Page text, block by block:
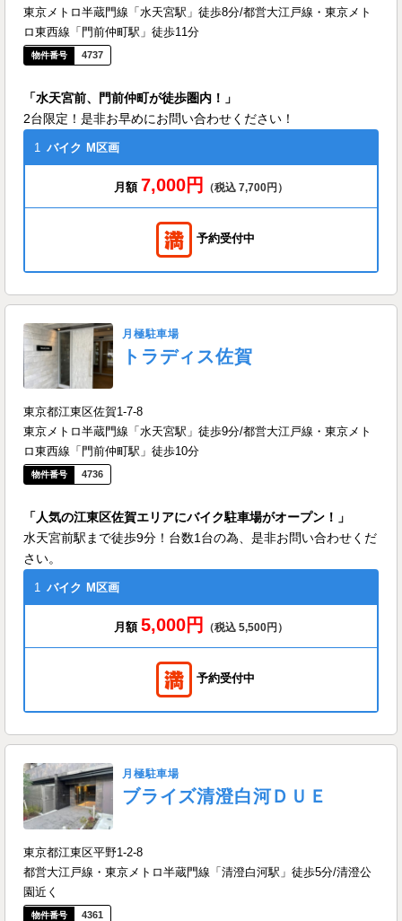
東京メトロ半蔵門線「水天宮駅」徒歩8分/都営大江戸線・東京メト
ロ東西線「門前仲町駅」徒歩11分
4737
「水天宮前、門前仲町が徒歩圏内！」
2台限定！是非お早めにお問い合わせください！
1 バイク M区画
月額 7,000円 （税込 7,700円）
予約受付中
月極駐車場
トラディス佐賀
東京都江東区佐賀1-7-8
東京メトロ半蔵門線「水天宮駅」徒歩9分/都営大江戸線・東京メト
ロ東西線「門前仲町駅」徒歩10分
4736
「人気の江東区佐賀エリアにバイク駐車場がオープン！」
水天宮前駅まで徒歩9分！台数1台の為、是非お問い合わせくだ
さい。
1 バイク M区画
月額 5,000円 （税込 5,500円）
予約受付中
月極駐車場
ブライズ清澄白河ＤＵＥ
東京都江東区平野1-2-8
都営大江戸線・東京メトロ半蔵門線「清澄白河駅」徒歩5分/清澄公
園近く
4361